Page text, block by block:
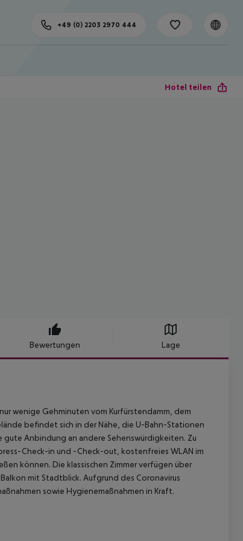
+49 (0) 2203 2970 444
Hotel teilen
Bewertungen Lage
wenige Gehminuten vom Kurfürstendamm, dem
befindet sich in der Nähe, die U-Bahn-Stationen
Anbindung an andere Sehenswürdigkeiten. Zu
Check-in und -Check-out, kostenfreies WLAN im
können. Die klassischen Zimmer verfügen über
mit Stadtblick. Aufgrund des Coronavirus
sowie Hygienemaßnahmen in Kraft.